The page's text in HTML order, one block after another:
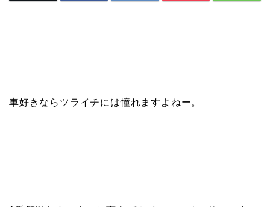
車好きならツライチには憧れますよねー。